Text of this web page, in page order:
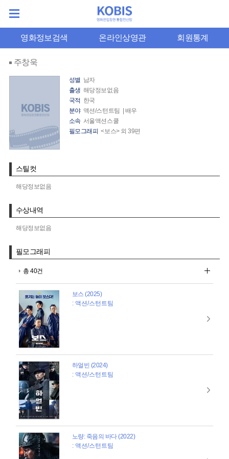
영화정보검색 온라인상영관 회원통계
주창욱
성별 남자
출생 해당정보없음
국적 한국
분야 액션/스턴트팀 | 배우
소속 서울액션스쿨
필모그래피 <보스> 외 39편
스틸컷
해당정보없음
수상내역
해당정보없음
필모그래피
총 40건
보스 (2025)
: 액션/스턴트팀
하얼빈 (2024)
: 액션/스턴트팀
노량: 죽음의 바다 (2022)
: 액션/스턴트팀